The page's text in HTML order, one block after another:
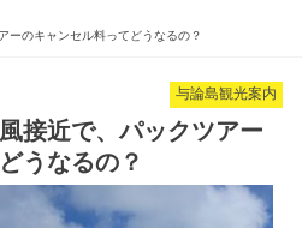
ーのキャンセル料ってどうなるの？
与論島観光案内
接近で、パックツアー
うなるの？